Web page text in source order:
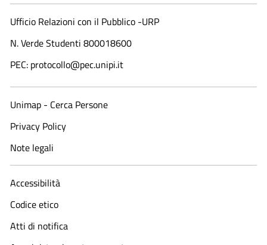
Ufficio Relazioni con il Pubblico -URP
N. Verde Studenti 800018600​
PEC: protocollo@pec.unipi.it
Unimap - Cerca Persone
Privacy Policy
Note legali
Accessibilità
Codice etico
Atti di notifica